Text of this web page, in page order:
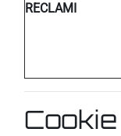
RECLAMI